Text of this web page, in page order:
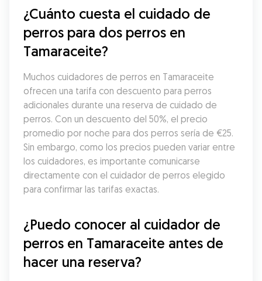
¿Cuánto cuesta el cuidado de
perros para dos perros en
Tamaraceite?
Muchos cuidadores de perros en Tamaraceite
ofrecen una tarifa con descuento para perros
adicionales durante una reserva de cuidado de
perros. Con un descuento del 50%, el precio
promedio por noche para dos perros sería de €25.
Sin embargo, como los precios pueden variar entre
los cuidadores, es importante comunicarse
directamente con el cuidador de perros elegido
para confirmar las tarifas exactas.
¿Puedo conocer al cuidador de
perros en Tamaraceite antes de
hacer una reserva?